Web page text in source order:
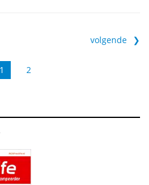
1 2
volgende